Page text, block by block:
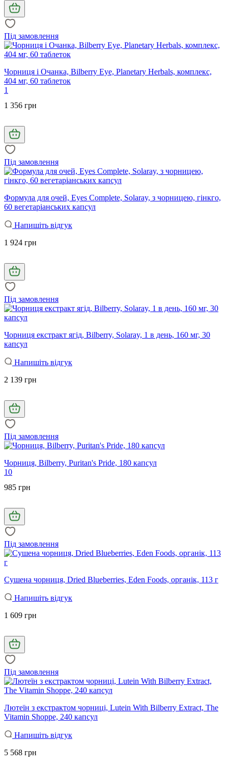
Під замовлення
Чорниця і Очанка, Bilberry Eye, Planetary Herbals, комплекс,
404 мг, 60 таблеток
1
1 356 грн
Під замовлення
Формула для очей, Eyes Complete, Solaray, з чорницею, гінкго,
60 вегетаріанських капсул
Напишіть відгук
1 924 грн
Під замовлення
Чорниця екстракт ягід, Bilberry, Solaray, 1 в день, 160 мг, 30
капсул
Напишіть відгук
2 139 грн
Під замовлення
Чорниця, Bilberry, Puritan's Pride, 180 капсул
10
985 грн
Під замовлення
Сушена чорниця, Dried Blueberries, Eden Foods, органік, 113 г
Напишіть відгук
1 609 грн
Під замовлення
Лютеїн з екстрактом чорниці, Lutein With Bilberry Extract, The
Vitamin Shoppe, 240 капсул
Напишіть відгук
5 568 грн